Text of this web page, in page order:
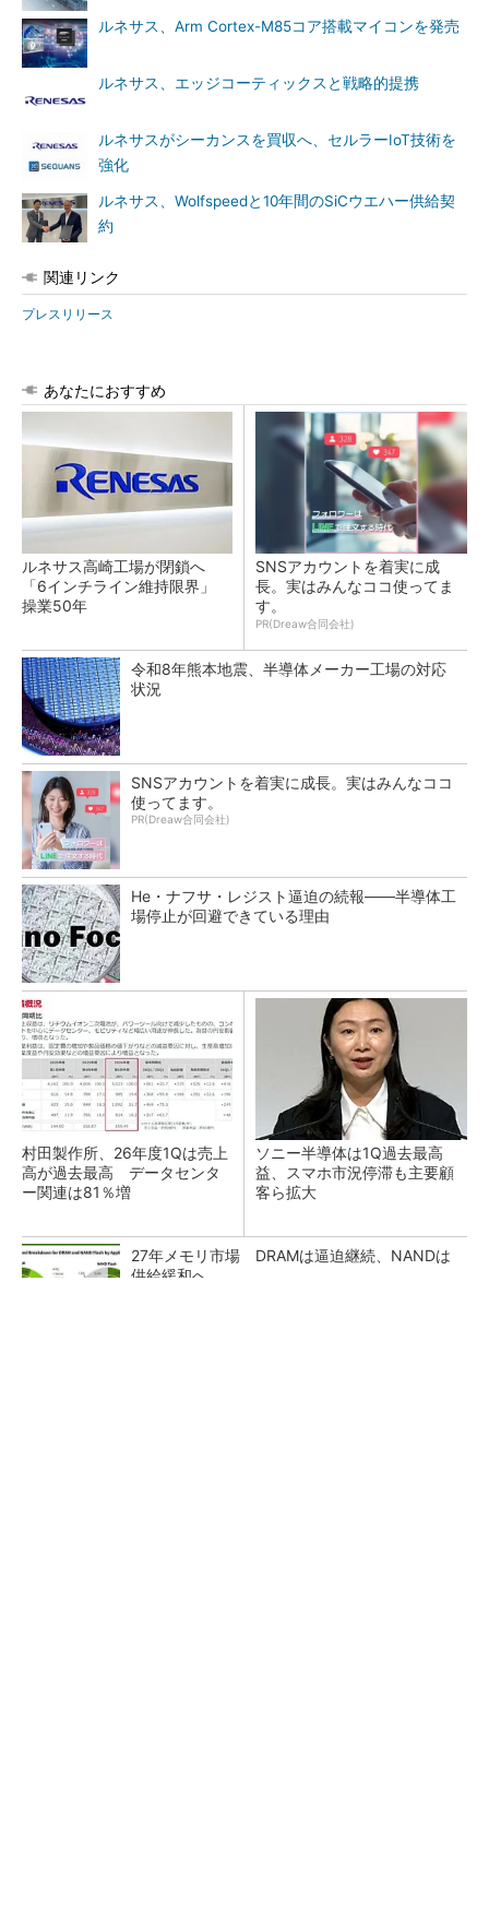
ルネサス、Arm Cortex-M85コア搭載マイコンを発売
ルネサス、エッジコーティックスと戦略的提携
ルネサスがシーカンスを買収へ、セルラーIoT技術を
強化
ルネサス、Wolfspeedと10年間のSiCウエハー供給契
約
関連リンク
プレスリリース
あなたにおすすめ
ルネサス高崎工場が閉鎖へ
「6インチライン維持限界」
操業50年
SNSアカウントを着実に成
長。実はみんなココ使ってま
す。
PR(Dreaw合同会社)
令和8年熊本地震、半導体メーカー工場の対応
状況
SNSアカウントを着実に成長。実はみんなココ
使ってます。
PR(Dreaw合同会社)
He・ナフサ・レジスト逼迫の続報――半導体工
場停止が回避できている理由
村田製作所、26年度1Qは売上
高が過去最高 データセンタ
ー関連は81％増
ソニー半導体は1Q過去最高
益、スマホ市況停滞も主要顧
客ら拡大
27年メモリ市場 DRAMは逼迫継続、NANDは
供給緩和へ